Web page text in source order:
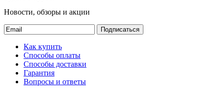
Новости, обзоры и акции
Подписаться
Как купить
Способы оплаты
Способы доставки
Гарантия
Вопросы и ответы